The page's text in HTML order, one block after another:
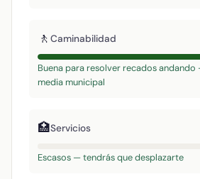
🚶 Caminabilidad
Buena para resolver recados
media municipal
🏥Servicios
Escasos — tendrás que desplazarte